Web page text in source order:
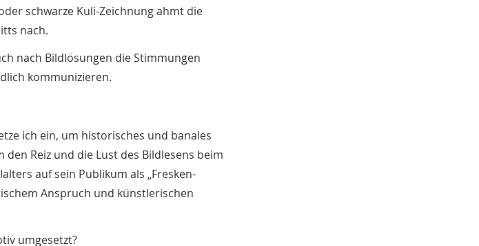
schwarze Kuli-Zeichnung ahmt die
nach.
nach Bildlösungen die Stimmungen
kommunizieren.
ich ein, um historisches und banales
Reiz und die Lust des Bildlesens beim
auf sein Publikum als „Fresken-
Anspruch und künstlerischen
umgesetzt?